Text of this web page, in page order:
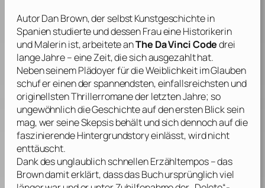
AutorDan Brown, der selbst Kunstgeschichte in
Spanien studierte und dessen Frau eine Historikerin
und Malerin ist, arbeitete anThe Da Vinci Codedrei
lange Jahre – eine Zeit, die sich ausgezahlt hat.
Neben seinem Plädoyer für die Weiblichkeit im Glauben
schuf er einen der spannendsten, einfallsreichsten und
originellsten Thrillerromane der letzten Jahre; so
ungewöhnlich die Geschichte auf den ersten Blick sein
mag, wer seine Skepsis behält und sich dennoch auf die
faszinierende Hintergrundstory einlässt, wird nicht
enttäuscht.
Dank des unglaublich schnellen Erzähltempos – das
Browndamit erklärt, dass das Buch ursprünglich viel